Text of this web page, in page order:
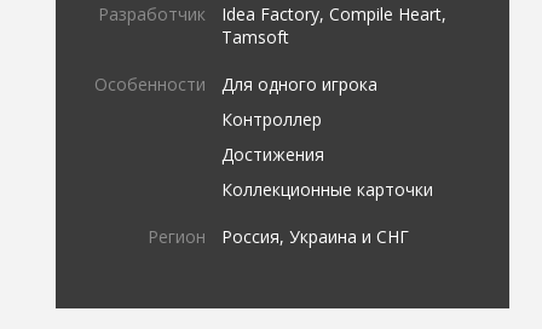
Разработчик
Idea Factory, Compile Heart,
Tamsoft
Особенности
Для одного игрока
Контроллер
Достижения
Коллекционные карточки
Регион Россия, Украина и СНГ